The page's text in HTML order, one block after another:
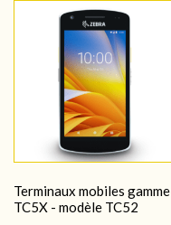
Terminaux mobiles gamme
TC5X - modèle TC52